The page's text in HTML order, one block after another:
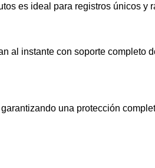
es ideal para registros únicos y
al instante con soporte completo
una protección